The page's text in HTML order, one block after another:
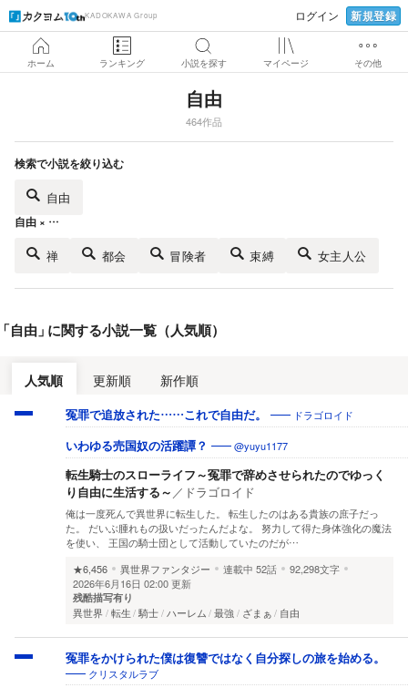
KADOKAWA Group ログイン 新規登録
ホーム ランキング 小説を探す マイページ その他
自由
464作品
検索で小説を絞り込む
自由
自由 × …
禅 都会 冒険者 束縛 女主人公
自由 」に関する小説一覧（人気順）
人気順 更新順 新作順
冤罪で追放された……これで自由だ。 ドラゴロイド
いわゆる売国奴の活躍譚？ @yuyu1177
転生騎士のスローライフ～冤罪で辞めさせられたのでゆっく
り自由に生活する～ ／ ドラゴロイド
俺は一度死んで異世界に転生した。 転生したのはある貴族の庶子だっ
た。 だいぶ腫れもの扱いだったんだよな。 努力して得た身体強化の魔法
を使い、 王国の騎士団として活動していたのだが…
★6,456
異世界ファンタジー 連載中 52話
92,298文字
2026年6月16日 02:00 更新
残酷描写有り
異世界 転生 騎士 ハーレム 最強 ざまぁ 自由
冤罪をかけられた僕は復讐ではなく自分探しの旅を始める。
クリスタルラブ